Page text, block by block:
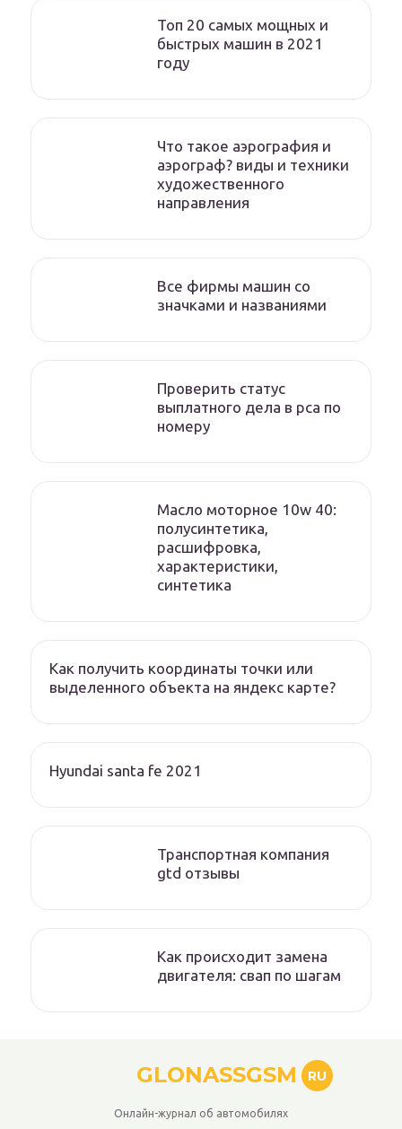
Топ 20 самых мощных и
быстрых машин в 2021
году
Что такое аэрография и
аэрограф? виды и техники
художественного
направления
Все фирмы машин со
значками и названиями
Проверить статус
выплатного дела в рса по
номеру
Масло моторное 10w 40:
полусинтетика,
расшифровка,
характеристики,
синтетика
Как получить координаты точки или
выделенного объекта на яндекс карте?
Hyundai santa fe 2021
Транспортная компания
gtd отзывы
Как происходит замена
двигателя: свап по шагам
GLONASSGSM RU
Онлайн-журнал об автомобилях